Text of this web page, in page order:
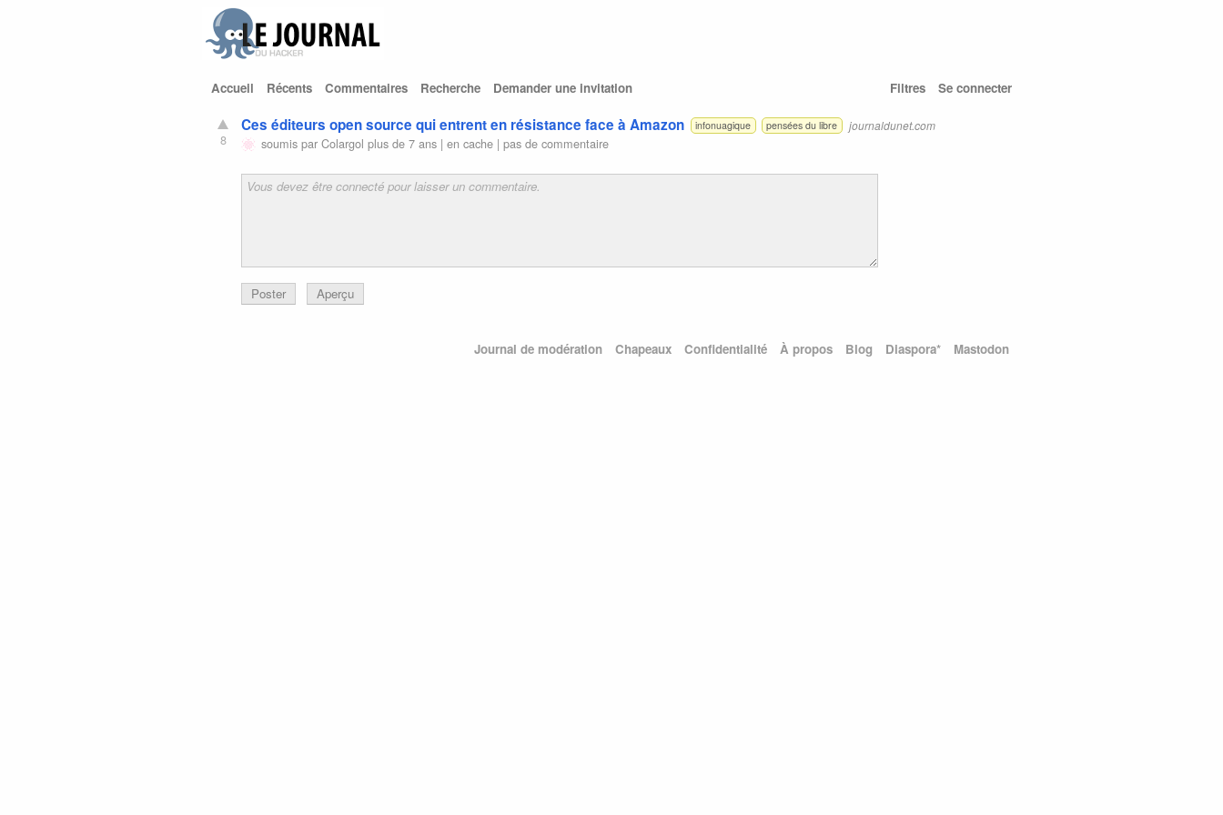
Accueil Récents Commentaires Recherche Demander une invitation Filtres Se connecter
8
Ces éditeurs open source qui entrent en résistance face à Amazon infonuagique pensées du libre journaldunet.com
soumis parColargol plus de 7 ans |en cache |pas de commentaire
Poster Aperçu
Journal de modération Chapeaux Confidentialité À propos Blog Diaspora* Mastodon